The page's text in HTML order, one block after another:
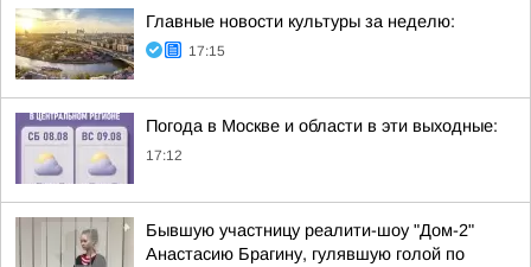
Главные новости культуры за неделю:
17:15
Погода в Москве и области в эти выходные:
17:12
Бывшую участницу реалити-шоу "Дом-2"
Анастасию Брагину, гулявшую голой по